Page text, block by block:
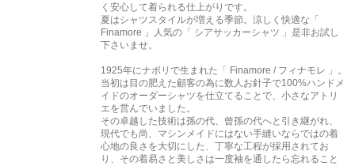
く安心して着られる仕上がりです。
夏はシャツスタイルが増える季節。涼しく快適な「
Finamore 」人気の「 シアサッカーシャツ 」是非お試し
下さいませ。
1925年にナポリで生まれた「 Finamore / フィナモレ 」。
当初は目の肥えた顧客の為に数人お針子で100%ハンドメ
イドのオーダーシャツを仕立てることで、小さなアトリ
エを営んでいました。
その卓越した技術は孫の代、曾孫の代へと引き継がれ、
現代でも尚、マシンメイドにはない手縫いならではの着
心地の良さを大切にした、丁寧な工程が採用されてお
り、その着易さと美しさは一度袖を通したら忘れること